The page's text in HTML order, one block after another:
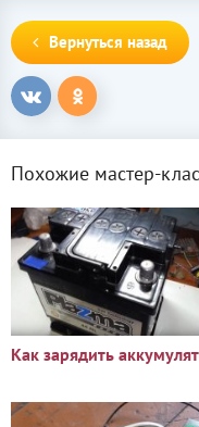
Вернуться назад
Похожие мастер-